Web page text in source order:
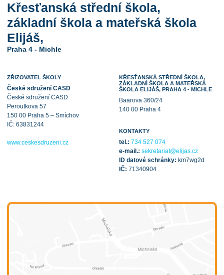
Křesťanská střední škola,
základní škola a mateřská škola
Elijáš,
Praha 4 - Michle
ZŘIZOVATEL ŠKOLY
České sdružení CASD
České sdružení CASD
Peroutkova 57
150 00 Praha 5 – Smíchov
IČ: 63831244
www.ceskesdruzeni.cz
KŘESŤANSKÁ STŘEDNÍ ŠKOLA,
ZÁKLADNÍ ŠKOLA A MATEŘSKÁ
ŠKOLA ELIJÁŠ, PRAHA 4 - MICHLE
Baarova 360/24
140 00 Praha 4
KONTAKTY
tel.: 734 527 074
e-mail.: sekretariat@elijas.cz
ID datové schránky: km7wg2d
IČ: 71340904